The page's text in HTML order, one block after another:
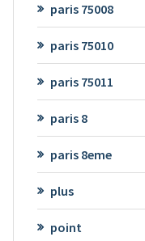
paris 75008
paris 75010
paris 75011
paris 8
paris 8eme
plus
point